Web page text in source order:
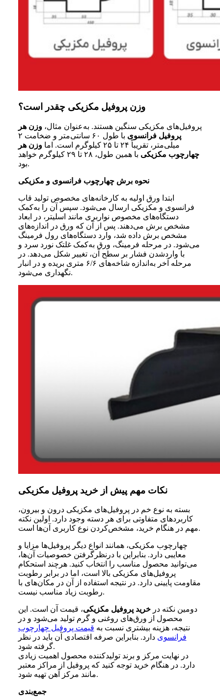
وزن پروفیل مکزیکی چقدر است؟
پروفیل‌های مکزیکی سنگین هستند. به‌عنوان مثال،وزن هر
پروفیل فرانسوی
با طول ۶۰ سانتی‌متر و ضخامت ۲
میلی‌متر، تقریباً ۲۴ تا ۲۵ کیلوگرم است. اما
وزن هر
چهارچوب مکزیکی
با همین طول، ۲۸ تا ۲۹ کیلوگرم خواهد
بود.
نحوه برش چهارچوب فرانسوی و مکزیکی
ابتدا ورق اولیه به کارخانه‌های مخصوص تولید قاب
فرانسوی و مکزیکی ارسال می‌شود. سپس آن را به‌کمک
دستگاه‌های مخصوص نواربری مانند اسلیتر، در ابعاد
مشخص برش می‌دهند. پس از آن که ورق در اندازه‌های
مشخص برش داده شد، وارد دستگاه‌های رول فرمینگ
می‌شود. در مرحله فرمینگ، ورق به‌کمک غلتک نورد سرد و
با واردشدن فشار بر سطح آن، تغییر شکل می‌دهد. در
مرحله آخر به‌اندازه شاخه‌های ۶/۶ متری بریده و در انبار
نگهداری می‌شود.
نکات مهم پیش از خرید پروفیل مکزیکی
بسته به نوع خم در پروفیل‌های مکزیکی درون و بیرون،
کاربرد‌های متفاوتی برای هر دسته وجود دارد. اولین نکته
مهم در هنگام خرید، مشخص‌کردن نوع کاربری آن‌ها است.
چهارچوب مکزیکی، همانند انواع دیگر پروفیل‌ها مزایا و
معایبی دارد. بنابراین با درنظرگرفتن خصوصیات آن‌ها،
می‌توانید محصول مناسب را انتخاب کنید. هرچند استحکام
پروفیل‌های مکزیکی بالا است، اما در برابر رطوبت
مقاومت پایینی دارد. در نتیجه استفاده از آن در مکان‌های با
رطوبت زیاد مناسب نیست.
دومین نکته درخرید پروفیل مکزیکی، قیمت آن است. این
محصول از ورق‌های روغنی و گرم تولید می‌شود و در
نتیجه، هزینه بیشتری نسبت به قیمت پروفیل چهارچوب
فرانسوی دارد. بنابراین صرفه اقتصادی آن باید در نظر
گرفته شود.
در نهایت مرکز و برند تولیدکننده محصول اهمیت زیادی
دارد. در هنگام خرید توجه کنید که پروفیل از مراکز معتبر
مانند مرکز ‌آهن تهیه شود.
جمع‌بندی